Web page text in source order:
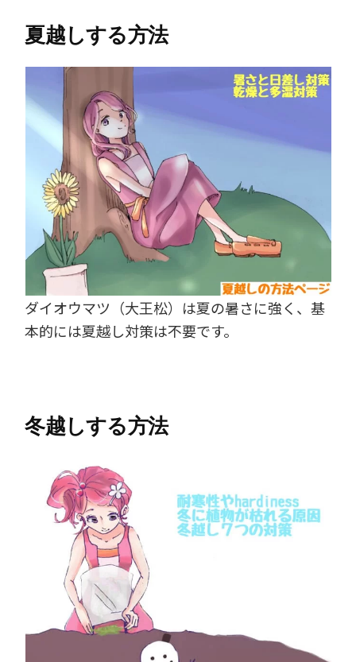
夏越しする方法
ダイオウマツ（大王松）は夏の暑さに強く、基
本的には夏越し対策は不要です。
冬越しする方法